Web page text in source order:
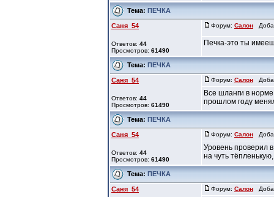
Тема: ПЕЧКА
Саня_54
Ответов: 44
Просмотров: 61490
Форум: Салон
Печка-это ты
Тема: ПЕЧКА
Саня_54
Ответов: 44
Просмотров: 61490
Форум: Салон
Все шланги в
прошлом году
Тема: ПЕЧКА
Саня_54
Ответов: 44
Просмотров: 61490
Форум: Салон
Уровень проверил
на чуть
Тема: ПЕЧКА
Саня_54 Форум: Салон